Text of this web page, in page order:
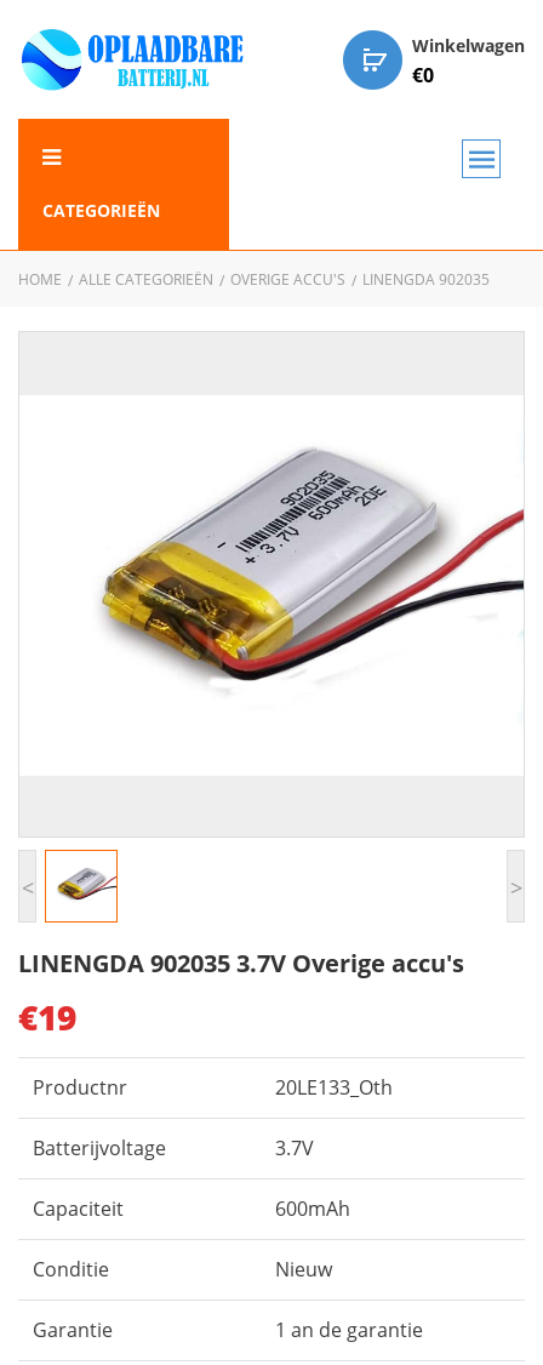
Winkelwagen
€0
CATEGORIEËN
HOME ALLE CATEGORIEËN OVERIGE ACCU'S LINENGDA 902035
< >
LINENGDA 902035 3.7V Overige accu's
€19
Productnr 20LE133_Oth
Batterijvoltage 3.7V
Capaciteit 600mAh
Conditie Nieuw
Garantie 1 an de garantie